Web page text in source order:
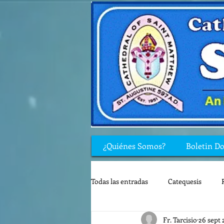
¿Quiénes Somos? Boletin
Todas las entradas Catequesis
Rincón de los niños Biblia
Fr. Tarcisio 26 sept